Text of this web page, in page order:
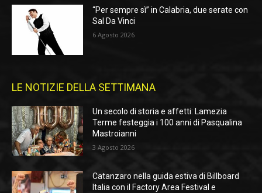
“Per sempre sì” in Calabria, due serate con
Sal Da Vinci
6 Agosto 2026
LE NOTIZIE DELLA SETTIMANA
Un secolo di storia e affetti: Lamezia
Terme festeggia i 100 anni di Pasqualina
Mastroianni
3 Agosto 2026
Catanzaro nella guida estiva di Billboard
Italia con il Factory Area Festival e